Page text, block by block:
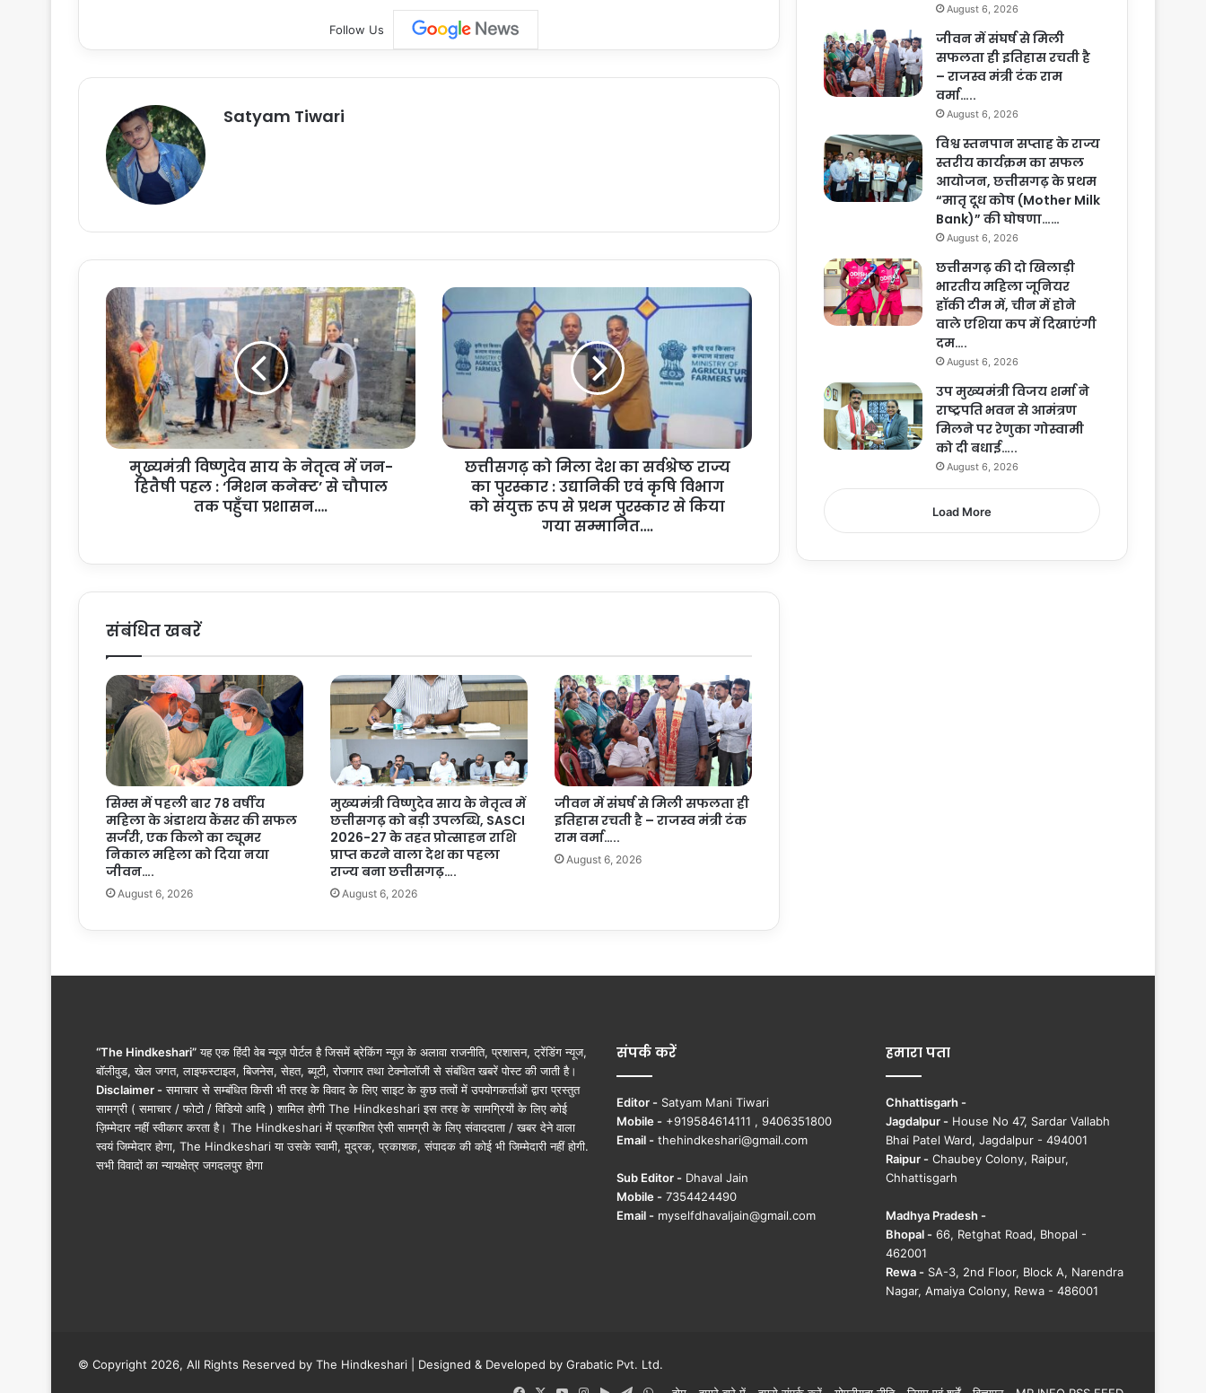
Follow Us
Satyam Tiwari
मु
ख्य
मं
त्री
वि
ष्णु
दे
व
सा
में
हि
तै
षी
प
ह
ल
:
‘
मि
श
न
क
ने
क्ट
’
ल
हुँ
चा
प्र
शा
स
न
…
मुख्यमंत्री विष्णुदेव साय के नेतृत्व में जन-
हितैषी पहल : ‘मिशन कनेक्ट’ से चौपाल
तक पहुँचा प्रशासन….
छ
त्ती
स
को
ला
दे
ष्ठ
र
स्का
र
:
उ
द्या
नि
की
ए
वं
कृ
षि
वि
यु
से
प्र
थ
म
पु
र
…
छत्तीसगढ़ को मिला देश का सर्वश्रेष्ठ राज्य
का पुरस्कार : उद्यानिकी एवं कृषि विभाग
को संयुक्त रूप से प्रथम पुरस्कार से किया
गया सम्मानित….
संबंधित खबरें
सिम्स में पहली बार 78 वर्षीय
महिला के अंडाशय कैंसर की सफल
सर्जरी, एक किलो का ट्यूमर
निकाल महिला को दिया नया
जीवन….
August 6, 2026
मुख्यमंत्री विष्णुदेव साय के नेतृत्व में
छत्तीसगढ़ को बड़ी उपलब्धि, SASCI
2026-27 के तहत प्रोत्साहन राशि
प्राप्त करने वाला देश का पहला
राज्य बना छत्तीसगढ़….
August 6, 2026
जीवन में संघर्ष से मिली सफलता ही
इतिहास रचती है – राजस्व मंत्री टंक
राम वर्मा…..
August 6, 2026
August 6, 2026
जीवन में संघर्ष से मिली
सफलता ही इतिहास रचती है
– राजस्व मंत्री टंक राम
वर्मा…..
August 6, 2026
विश्व स्तनपान सप्ताह के राज्य
स्तरीय कार्यक्रम का सफल
आयोजन, छत्तीसगढ़ के प्रथम
“मातृ दूध कोष (Mother Milk
Bank)” की घोषणा……
August 6, 2026
छत्तीसगढ़ की दो खिलाड़ी
भारतीय महिला जूनियर
हॉकी टीम में, चीन में होने
वाले एशिया कप में दिखाएंगी
दम….
August 6, 2026
उप मुख्यमंत्री विजय शर्मा ने
राष्ट्रपति भवन से आमंत्रण
मिलने पर रेणुका गोस्वामी
को दी बधाई…..
August 6, 2026
Load More
“The Hindkeshari”यह एक हिंदी वेब न्यूज़ पोर्टल है जिसमें ब्रेकिंग न्यूज़ के अलावा राजनीति, प्रशासन, ट्रेंडिंग न्यूज,
बॉलीवुड, खेल जगत, लाइफस्टाइल, बिजनेस, सेहत, ब्यूटी, रोजगार तथा टेक्नोलॉजी से संबंधित खबरें पोस्ट की जाती है।
Disclaimer - समाचार से सम्बंधित किसी भी तरह के विवाद के लिए साइट के कुछ तत्वों में उपयोगकर्ताओं द्वारा प्रस्तुत
सामग्री ( समाचार / फोटो / विडियो आदि ) शामिल होगी The Hindkeshari इस तरह के सामग्रियों के लिए कोई
ज़िम्मेदार नहीं स्वीकार करता है। The Hindkeshari में प्रकाशित ऐसी सामग्री के लिए संवाददाता / खबर देने वाला
स्वयं जिम्मेदार होगा, The Hindkeshari या उसके स्वामी, मुद्रक, प्रकाशक, संपादक की कोई भी जिम्मेदारी नहीं होगी.
सभी विवादों का न्यायक्षेत्र जगदलपुर होगा
संपर्क करें
Editor - Satyam Mani Tiwari
Mobile - +919584614111 , 9406351800
Email - thehindkeshari@gmail.com
Sub Editor - Dhaval Jain
Mobile - 7354424490
Email - myselfdhavaljain@gmail.com
हमारा पता
Chhattisgarh -
Jagdalpur - House No 47, Sardar Vallabh
Bhai Patel Ward, Jagdalpur - 494001
Raipur - Chaubey Colony, Raipur,
Chhattisgarh
Madhya Pradesh -
Bhopal - 66, Retghat Road, Bhopal -
462001
Rewa - SA-3, 2nd Floor, Block A, Narendra
Nagar, Amaiya Colony, Rewa - 486001
© Copyright 2026, All Rights Reserved by The Hindkeshari | Designed & Developed by Grabatic Pvt. Ltd.